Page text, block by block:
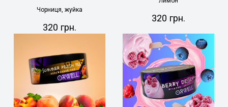
Чорниця, жуйка
320 грн.
320 грн.